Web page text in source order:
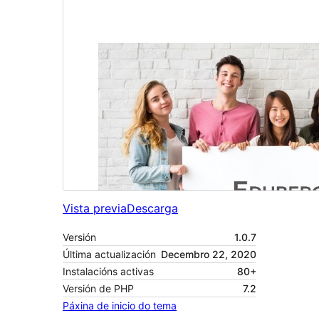
Vista previaDescarga
Versión
1.0.7
Última actualización Decembro 22, 2020
Instalacións activas
80+
Versión de PHP
7.2
Páxina de inicio do tema